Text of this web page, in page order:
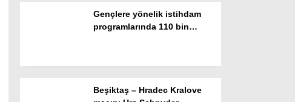
EKONOMİ
Namaz Vakitleri
Gençlere yönelik istihdam
programlarında 110 bin
Beşiktaş – Hradec Kralove